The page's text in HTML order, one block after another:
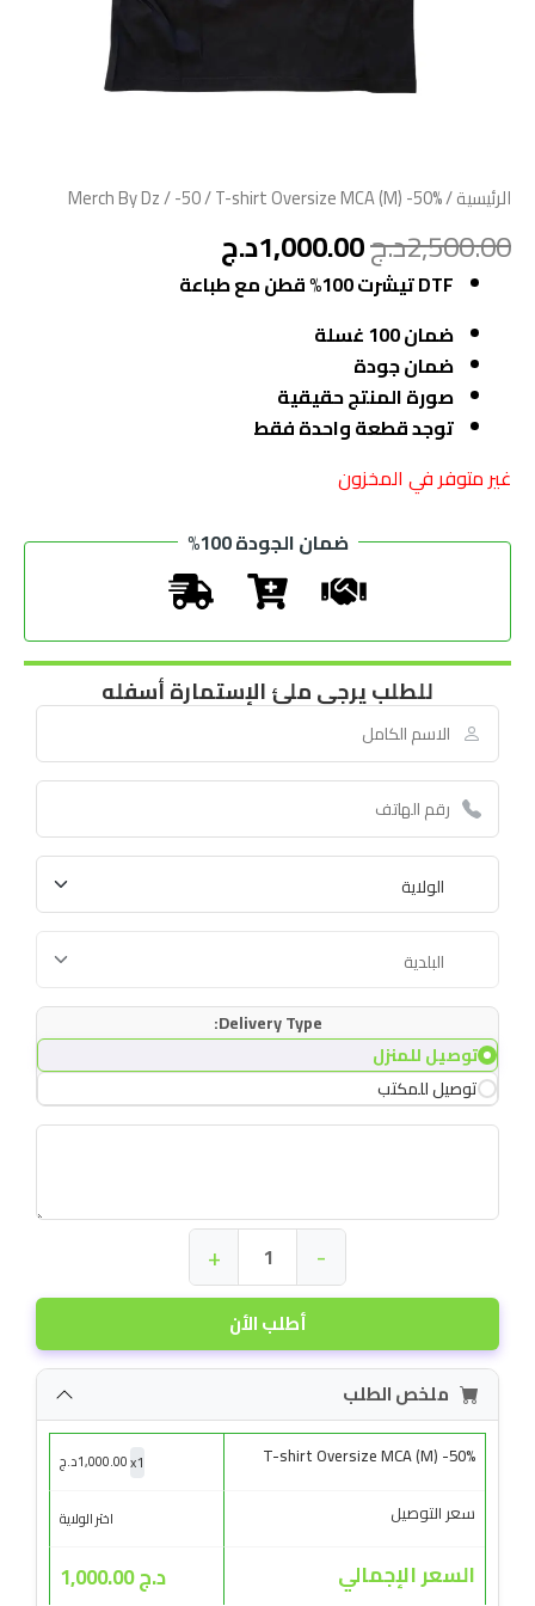
الرئيسية/
Merch By Dz/-50/ T-shirt Oversize MCA (M) -50%
2,500.00د.ج1,000.00د.ج
DTF تيشرت 100% قطن مع طباعة
ضمان 100 غسلة
ضمان جودة
صورة المنتج حقيقية
توجد قطعة واحدة فقط
غير متوفر في المخزون
ضمان الجودة 100%
للطلب يرجى ملئ الإستمارة أسفله
Delivery Type:
توصيل للمنزل
توصيل للمكتب
أطلب الأن
-
+
ملخص الطلب
T-shirt Oversize MCA (M) -50%
x1
1,000.00د.ج
سعر التوصيل اختر الولاية
السعر الإجمالي د.ج 1,000.00